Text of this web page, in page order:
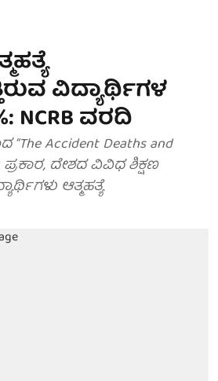
ವಿದ್ಯಾರ್ಥಿಗಳ
NCRB ವರದಿ
Accident Deaths and
ಪ್ರಕಾರ, ದೇಶದ ವಿವಿಧ ಶಿಕ್ಷಣ
ಆತ್ಮಹತ್ಯೆ